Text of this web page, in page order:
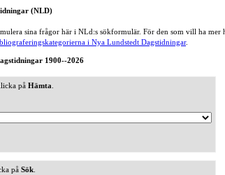
(NLD)
sina frågor här i NLd:s sökformulär. För den som vill ha mer
i Nya Lundstedt Dagstidningar.
1900--2026
på Hämta
på Sök